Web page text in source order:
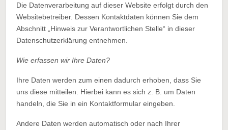
Die Datenverarbeitung auf dieser Website erfolgt durch den
Websitebetreiber. Dessen Kontaktdaten können Sie dem
Abschnitt „Hinweis zur Verantwortlichen Stelle“ in dieser
Datenschutzerklärung entnehmen.
Wie erfassen wir Ihre Daten?
Ihre Daten werden zum einen dadurch erhoben, dass Sie
uns diese mitteilen. Hierbei kann es sich z. B. um Daten
handeln, die Sie in ein Kontaktformular eingeben.
Andere Daten werden automatisch oder nach Ihrer